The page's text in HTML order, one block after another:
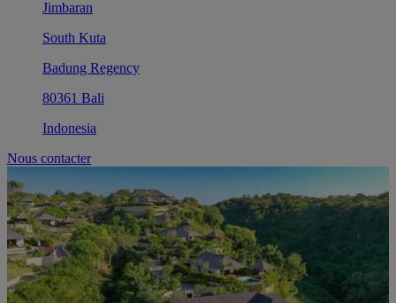
Jimbaran
South Kuta
Badung Regency
80361 Bali
Indonesia
Nous contacter